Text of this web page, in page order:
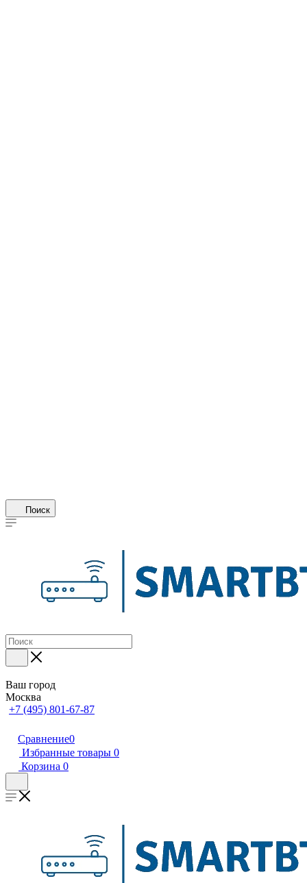
Поиск
Ваш город
Москва
+7 (495) 801-67-87
Сравнение0
Избранные товары 0
Корзина 0